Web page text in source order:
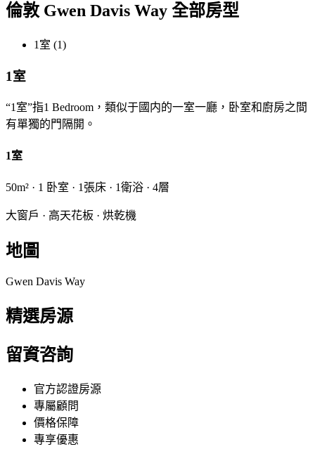
倫敦 Gwen Davis Way 全部房型
1室 (1)
1室
“1室”指1 Bedroom，類似于國内的一室一廳，卧室和廚房之間
有單獨的門隔開。
1室
50m² · 1 卧室 · 1張床 · 1衛浴 · 4層
大窗戶 · 高天花板 · 烘乾機
地圖
Gwen Davis Way
精選房源
留資咨詢
官方認證房源
專屬顧問
價格保障
專享優惠